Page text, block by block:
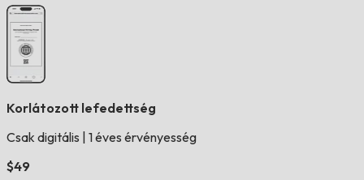
Korlátozott lefedettség
Csak digitális 1 éves érvényesség
$49